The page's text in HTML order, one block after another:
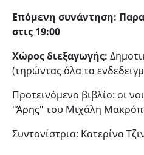
Επόμενη συνάντηση:
στις 19:00
Χώρος διεξαγωγής:
(τηρώντας όλα τα
Προτεινόμενο βιβλίο: οι
"Άρης" του Μιχάλη
Συντονίστρια: Κατερίνα